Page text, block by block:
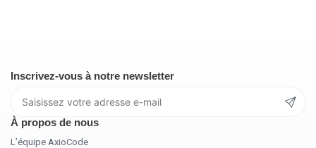
Inscrivez-vous à notre newsletter
À propos de nous
L’équipe AxioCode